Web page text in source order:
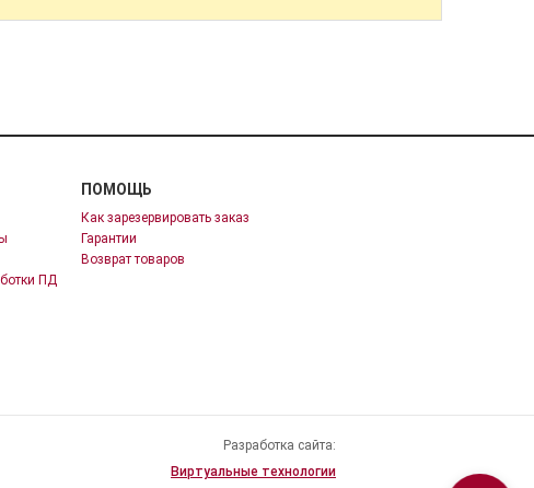
ПД
ПОМОЩЬ
Как зарезервировать заказ
Гарантии
Возврат товаров
Разработка сайта:
Виртуальные технологии